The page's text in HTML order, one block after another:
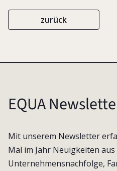
zurück
EQUA
Mit unserem Newsletter
Mal im Jahr Neuigkeiten
Unternehmensnachfolge,